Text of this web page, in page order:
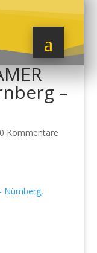
–
0 Kommentare